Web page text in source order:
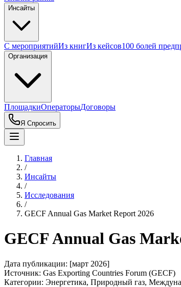
Инсайты
С мероприятийИз книгИз кейсов100 болей
Организация
ПлощадкиОператорыДоговоры
Я Спросить
Главная
/
Инсайты
/
Исследования
/
GECF Annual Gas Market Report 2026
GECF Annual Gas
Дата публикации: [март 2026]
Источник: Gas Exporting Countries Forum (GECF)
Категории: Энергетика, Природный газ,